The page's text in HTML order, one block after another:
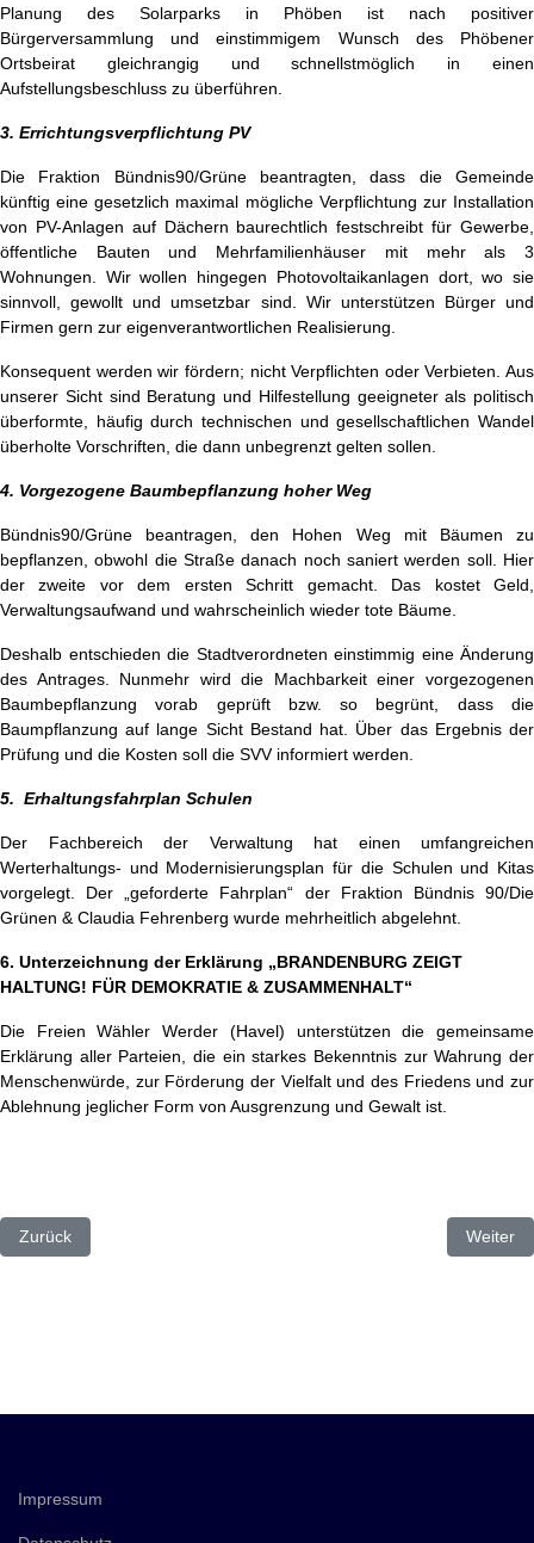
Planung des Solarparks in Phöben ist nach positiver
Bürgerversammlung und einstimmigem Wunsch des Phöbener
Ortsbeirat gleichrangig und schnellstmöglich in einen
Aufstellungsbeschluss zu überführen.
3. Errichtungsverpflichtung PV
Die Fraktion Bündnis90/Grüne beantragten, dass die Gemeinde
künftig eine gesetzlich maximal mögliche Verpflichtung zur Installation
von PV-Anlagen auf Dächern baurechtlich festschreibt für Gewerbe,
öffentliche Bauten und Mehrfamilienhäuser mit mehr als 3
Wohnungen. Wir wollen hingegen Photovoltaikanlagen dort, wo sie
sinnvoll, gewollt und umsetzbar sind. Wir unterstützen Bürger und
Firmen gern zur eigenverantwortlichen Realisierung.
Konsequent werden wir fördern; nicht Verpflichten oder Verbieten. Aus
unserer Sicht sind Beratung und Hilfestellung geeigneter als politisch
überformte, häufig durch technischen und gesellschaftlichen Wandel
überholte Vorschriften, die dann unbegrenzt gelten sollen.
4. Vorgezogene Baumbepflanzung hoher Weg
Bündnis90/Grüne beantragen, den Hohen Weg mit Bäumen zu
bepflanzen, obwohl die Straße danach noch saniert werden soll. Hier
der zweite vor dem ersten Schritt gemacht. Das kostet Geld,
Verwaltungsaufwand und wahrscheinlich wieder tote Bäume.
Deshalb entschieden die Stadtverordneten einstimmig eine Änderung
des Antrages. Nunmehr wird die Machbarkeit einer vorgezogenen
Baumbepflanzung vorab geprüft bzw. so begrünt, dass die
Baumpflanzung auf lange Sicht Bestand hat. Über das Ergebnis der
Prüfung und die Kosten soll die SVV informiert werden.
5. Erhaltungsfahrplan Schulen
Der Fachbereich der Verwaltung hat einen umfangreichen
Werterhaltungs- und Modernisierungsplan für die Schulen und Kitas
vorgelegt. Der „geforderte Fahrplan“ der Fraktion Bündnis 90/Die
Grünen & Claudia Fehrenberg wurde mehrheitlich abgelehnt.
6. Unterzeichnung der Erklärung „BRANDENBURG ZEIGT
HALTUNG! FÜR DEMOKRATIE & ZUSAMMENHALT“
Die Freien Wähler Werder (Havel) unterstützen die gemeinsame
Erklärung aller Parteien, die ein starkes Bekenntnis zur Wahrung der
Menschenwürde, zur Förderung der Vielfalt und des Friedens und zur
Ablehnung jeglicher Form von Ausgrenzung und Gewalt ist.
Vorheriger Beitrag: Eintrag in das Goldene Buch
Zurück Weiter
Impressum